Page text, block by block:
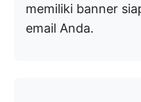
memiliki banner
email Anda.